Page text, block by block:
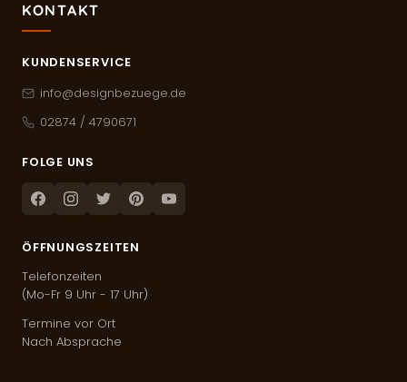
KONTAKT
KUNDENSERVICE
info@designbezuege.de
02874 / 4790671
FOLGE UNS
FacebookInstagram
TwitterPinterestYoutube
ÖFFNUNGSZEITEN
Telefonzeiten
(Mo-Fr 9 Uhr - 17 Uhr)
Termine vor Ort
Nach Absprache